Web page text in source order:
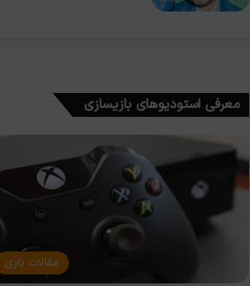
معرفی استودیوهای بازیسازی
مقالات بازی